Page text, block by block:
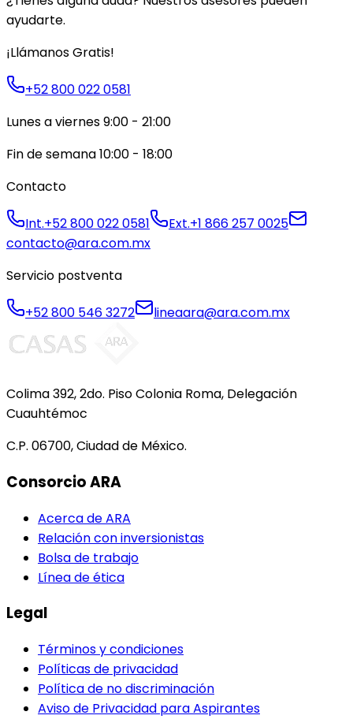
ayudarte.
¡Llámanos Gratis!
+52 800 022 0581
Lunes a viernes 9:00 - 21:00
Fin de semana 10:00 - 18:00
Contacto
Int.+52 800 022 0581 Ext.+1 866 257 0025
contacto@ara.com.mx
Servicio postventa
+52 800 546 3272 lineaara@ara.com.mx
Colima 392, 2do. Piso Colonia Roma, Delegación
Cuauhtémoc
C.P. 06700, Ciudad de México.
Consorcio ARA
Acerca de ARA
Relación con inversionistas
Bolsa de trabajo
Línea de ética
Legal
Términos y condiciones
Políticas de privacidad
Política de no discriminación
Aviso de Privacidad para Aspirantes